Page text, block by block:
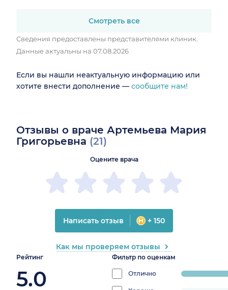
Смотреть все
Сведения предоставлены представителями клиник.
Данные актуальны на 07.08.2026
Если вы нашли неактуальную информацию или
хотите внести дополнение — сообщите нам!
Отзывы о враче Артемьева Мария
Григорьевна (21)
Рейтинг
5.0
Фильтр по оценкам
Отлично
progress:
Оцените врача
Написать отзыв + 150
Как мы проверяем отзывы